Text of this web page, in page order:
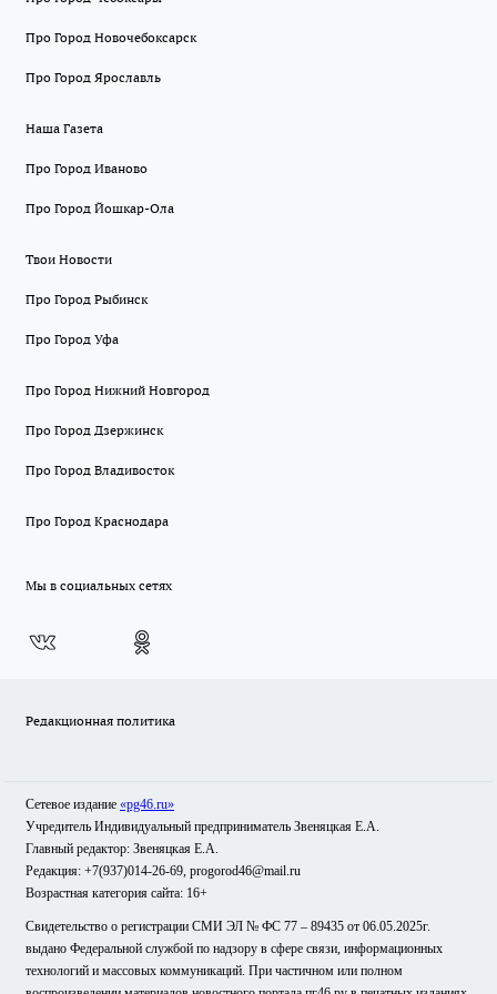
Про Город Новочебоксарск
Про Город Ярославль
Наша Газета
Про Город Иваново
Про Город Йошкар-Ола
Твои Новости
Про Город Рыбинск
Про Город Уфа
Про Город Нижний Новгород
Про Город Дзержинск
Про Город Владивосток
Про Город Краснодара
Мы в социальных сетях
Редакционная политика
Сетевое издание «pg46.ru»
Учредитель Индивидуальный предприниматель Звеняцкая Е.А.
Главный редактор: Звеняцкая Е.А.
Редакция: +7(937)014-26-69, progorod46@mail.ru
Возрастная категория сайта: 16+
Свидетельство о регистрации СМИ ЭЛ № ФС 77 – 89435 от 06.05.2025г.
выдано Федеральной службой по надзору в сфере связи, информационных
технологий и массовых коммуникаций. При частичном или полном